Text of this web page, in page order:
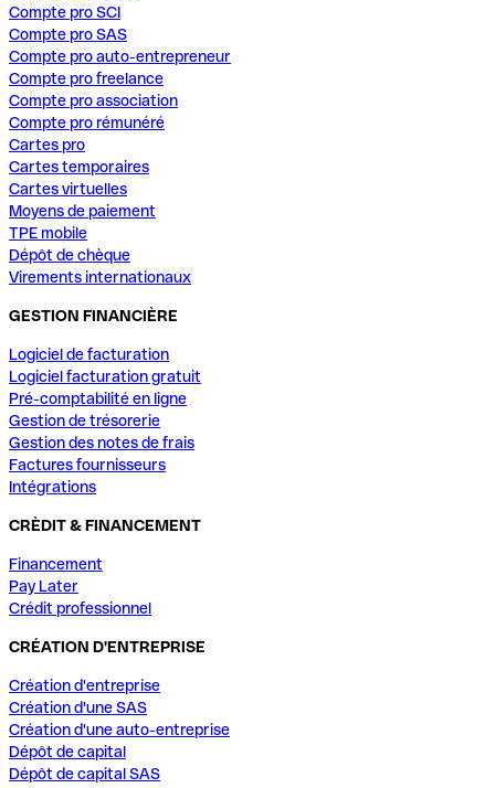
Compte pro SCI
Compte pro SAS
Compte pro auto-entrepreneur
Compte pro freelance
Compte pro association
Compte pro rémunéré
Cartes pro
Cartes temporaires
Cartes virtuelles
Moyens de paiement
TPE mobile
Dépôt de chèque
Virements internationaux
GESTION FINANCIÈRE
Logiciel de facturation
Logiciel facturation gratuit
Pré-comptabilité en ligne
Gestion de trésorerie
Gestion des notes de frais
Factures fournisseurs
Intégrations
CRÈDIT & FINANCEMENT
Financement
Pay Later
Crédit professionnel
CRÉATION D'ENTREPRISE
Création d'entreprise
Création d'une SAS
Création d'une auto-entreprise
Dépôt de capital
Dépôt de capital SAS